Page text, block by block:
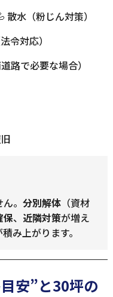
水（粉じん対策）
令対応）
路で必要な場合）
。 分別解体（資材
保、 近隣対策が増え
み上がります。
安”と30坪の